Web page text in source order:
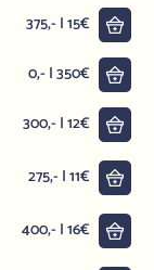
375,- | 15€
0,- | 350€
300,- | 12€
275,- | 11€
400,- | 16€